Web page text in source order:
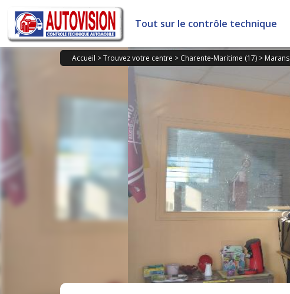
Panneau de gestion des cookies
Tout sur le contrôle technique
Accueil >Trouvez votre centre > Charente-Maritime (17) > Marans